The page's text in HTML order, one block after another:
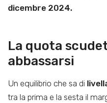
dicembre 2024.
La quota
abbassarsi
Un equilibrio che sa di
tra la prima e la sesta il